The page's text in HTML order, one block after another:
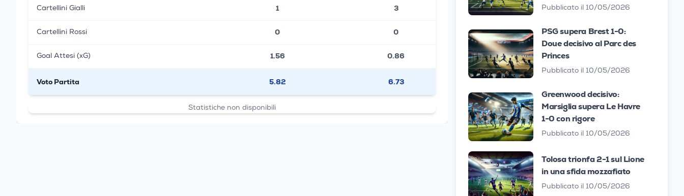
Cartellini Gialli 1 3
Cartellini Rossi 0 0
Goal Attesi (xG) 1.56 0.86
Voto Partita 5.82 6.73
Statistiche non disponibili
Pubblicato il 10/05/2026
PSG supera Brest 1-0:
Doue decisivo al Parc des
Princes
Pubblicato il 10/05/2026
Greenwood decisivo:
Marsiglia supera Le Havre
1-0 con rigore
Pubblicato il 10/05/2026
Tolosa trionfa 2-1 sul Lione
in una sfida mozzafiato
Pubblicato il 10/05/2026